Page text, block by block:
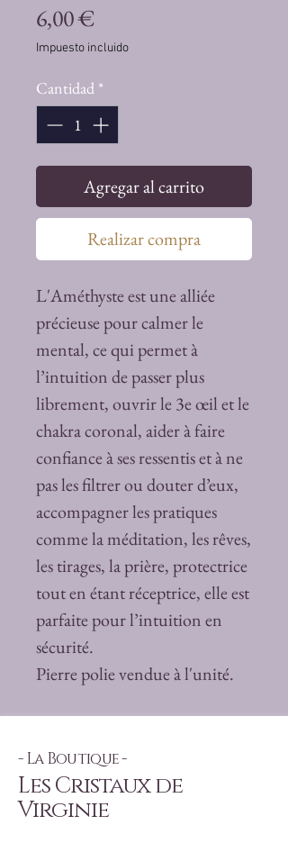
6,00 €Precio
Impuesto incluido
Cantidad *
Agregar al carrito
Realizar compra
L'Améthyste est une alliée
précieuse pour calmer le
mental, ce qui permet à
l’intuition de passer plus
librement, ouvrir le 3e œil et le
chakra coronal, aider à faire
confiance à ses ressentis et à ne
pas les filtrer ou douter d’eux,
accompagner les pratiques
comme la méditation, les rêves,
les tirages, la prière, protectrice
tout en étant réceptrice, elle est
parfaite pour l’intuition en
sécurité.
Pierre polie vendue à l'unité.
- La Boutique -
Les Cristaux de
Virginie